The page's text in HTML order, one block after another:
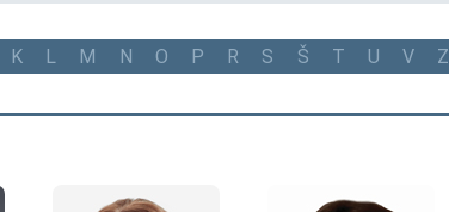
K L M N O P R S Š T U V Z